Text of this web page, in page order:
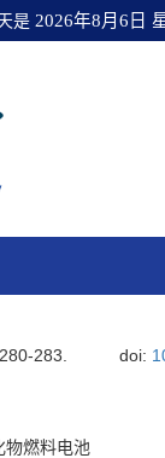
是 2026年8月6日
283. doi:
物燃料电池